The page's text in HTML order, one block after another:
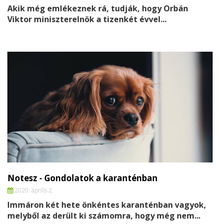
Akik még emlékeznek rá, tudják, hogy Orbán
Viktor miniszterelnök a tizenkét évvel...
Notesz - Gondolatok a karanténban
2020. április 2.
Immáron két hete önkéntes karanténban vagyok,
melyből az derült ki számomra, hogy még nem...